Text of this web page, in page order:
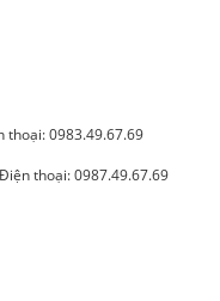
thoại: 0983.49.67.69
thoại: 0987.49.67.69